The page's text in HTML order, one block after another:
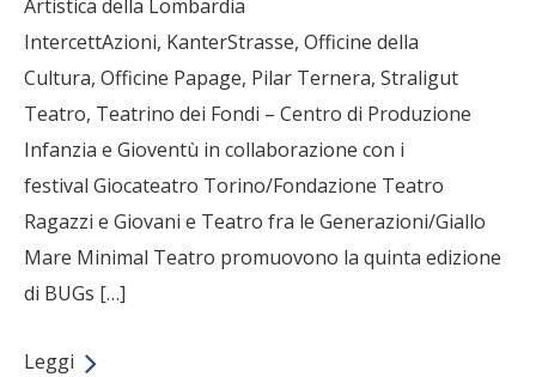
Artistica della Lombardia
IntercettAzioni, KanterStrasse, Officine della
Cultura, Officine Papage, Pilar Ternera, Straligut
Teatro, Teatrino dei Fondi – Centro di Produzione
Infanzia e Gioventù in collaborazione con i
festival Giocateatro Torino/Fondazione Teatro
Ragazzi e Giovani e Teatro fra le Generazioni/Giallo
Mare Minimal Teatro promuovono la quinta edizione
di BUGs […]
Leggi